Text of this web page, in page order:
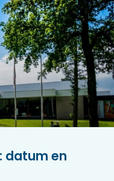
datum en